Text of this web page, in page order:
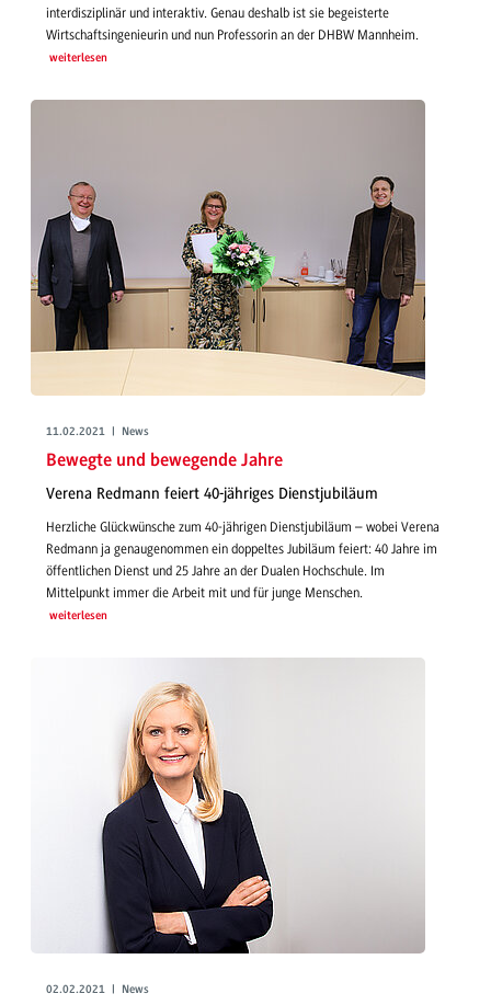
interdisziplinär und interaktiv. Genau deshalb ist sie begeisterte
Wirtschaftsingenieurin und nun Professorin an der DHBW Mannheim.
weiterlesen
11.02.2021 | News
Bewegte und bewegende Jahre
Verena Redmann feiert 40-jähriges Dienstjubiläum
Herzliche Glückwünsche zum 40-jährigen Dienstjubiläum – wobei Verena
Redmann ja genaugenommen ein doppeltes Jubiläum feiert: 40 Jahre im
öffentlichen Dienst und 25 Jahre an der Dualen Hochschule. Im
Mittelpunkt immer die Arbeit mit und für junge Menschen.
weiterlesen
02.02.2021 | News